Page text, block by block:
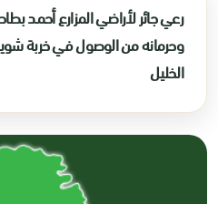
رعي جائر لأراضي المزارع أحمد
وحرمانه من الوصول في خربة
الخليل